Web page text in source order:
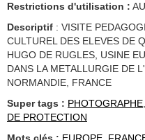
Restrictions d'utilisation :
Descriptif : VISITE
CULTUREL DES ELEVES DE
HUGO DE RUGLES, USINE
DANS LA METALLURGIE DE
NORMANDIE, FRANCE
Super tags : PHOTOGRAPHE,
DE PROTECTION